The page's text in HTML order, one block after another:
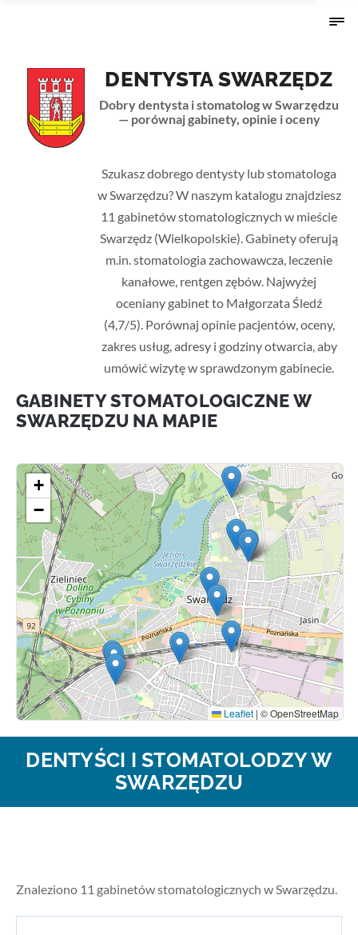
DENTYSTA SWARZĘDZ
Dobry dentysta i stomatolog w Swarzędzu
— porównaj gabinety, opinie i oceny
Szukasz dobrego dentysty lub stomatologa
w Swarzędzu? W naszym katalogu znajdziesz
11 gabinetów stomatologicznych w mieście
Swarzędz (Wielkopolskie). Gabinety oferują
m.in. stomatologia zachowawcza, leczenie
kanałowe, rentgen zębów. Najwyżej
oceniany gabinet to Małgorzata Śledź
(4,7/5). Porównaj opinie pacjentów, oceny,
zakres usług, adresy i godziny otwarcia, aby
umówić wizytę w sprawdzonym gabinecie.
GABINETY STOMATOLOGICZNE W
SWARZĘDZU NA MAPIE
+
−
Leaflet | © OpenStreetMap
DENTYŚCI I STOMATOLODZY W
SWARZĘDZU
Znaleziono 11 gabinetów stomatologicznych w Swarzędzu.